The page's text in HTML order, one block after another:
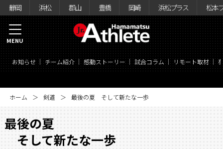
静岡 浜松 郡山 豊橋 岡崎 浜松プラス 松本
お知らせ チーム紹介 感動ストーリー 試合コラム リモート取材
MENU
ホーム 剣道 最後の夏 そして新たな一歩
最後の夏
そして新たな一歩